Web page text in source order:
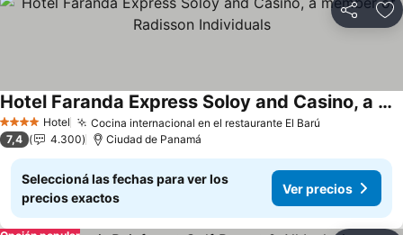
Compartir
4 EstrellasHotel Cocina internacional en el restaurante El Barú
Hotel Faranda Express Soloy and Casino, a member of Radisson Individuals
Ver precios
7,4 4.300 Ciudad de Panamá
Seleccioná las fechas para ver los
precios exactos
Ver precios